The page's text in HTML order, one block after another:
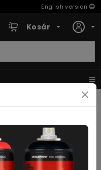
English version
Kosár